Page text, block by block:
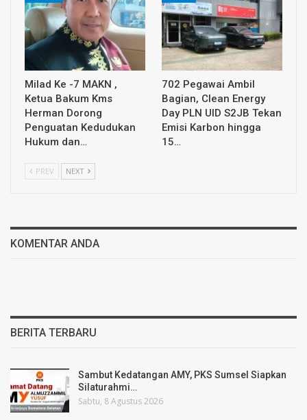
Milad Ke -7 MAKN ,
Ketua Bakum Kms
Herman Dorong
Penguatan Kedudukan
Hukum dan…
702 Pegawai Ambil
Bagian, Clean Energy
Day PLN UID S2JB Tekan
Emisi Karbon hingga
15…
PREV NEXT
KOMENTAR ANDA
BERITA TERBARU
Sambut Kedatangan AMY, PKS Sumsel Siapkan
Silaturahmi…
Sabtu, 8 Agustus 2026